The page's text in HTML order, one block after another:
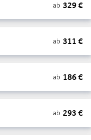
ab 329€
ab 311 €
ab 186€
ab 293 €